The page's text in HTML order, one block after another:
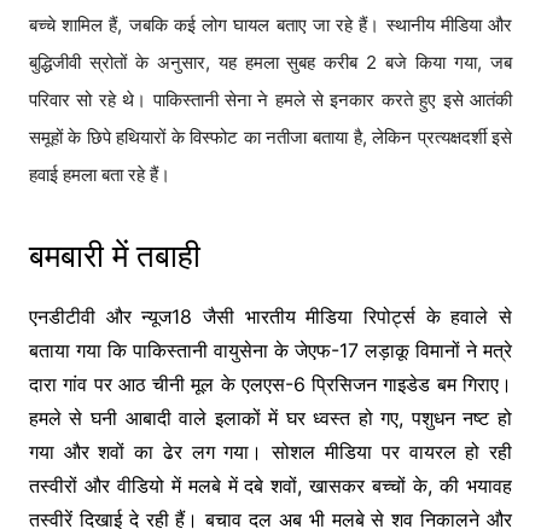
बच्चे शामिल हैं, जबकि कई लोग घायल बताए जा रहे हैं। स्थानीय मीडिया और
बुद्धिजीवी स्रोतों के अनुसार, यह हमला सुबह करीब 2 बजे किया गया, जब
परिवार सो रहे थे। पाकिस्तानी सेना ने हमले से इनकार करते हुए इसे आतंकी
समूहों के छिपे हथियारों के विस्फोट का नतीजा बताया है, लेकिन प्रत्यक्षदर्शी इसे
हवाई हमला बता रहे हैं।
बमबारी में तबाही
एनडीटीवी और न्यूज18 जैसी भारतीय मीडिया रिपोर्ट्स के हवाले से
बताया गया कि पाकिस्तानी वायुसेना के जेएफ-17 लड़ाकू विमानों ने मत्रे
दारा गांव पर आठ चीनी मूल के एलएस-6 प्रिसिजन गाइडेड बम गिराए।
हमले से घनी आबादी वाले इलाकों में घर ध्वस्त हो गए, पशुधन नष्ट हो
गया और शवों का ढेर लग गया। सोशल मीडिया पर वायरल हो रही
तस्वीरों और वीडियो में मलबे में दबे शवों, खासकर बच्चों के, की भयावह
तस्वीरें दिखाई दे रही हैं। बचाव दल अब भी मलबे से शव निकालने और